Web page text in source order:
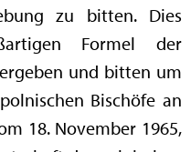
zu bitten. Dies
Formel der
und bitten um
Bischöfe an
18. November 1965,